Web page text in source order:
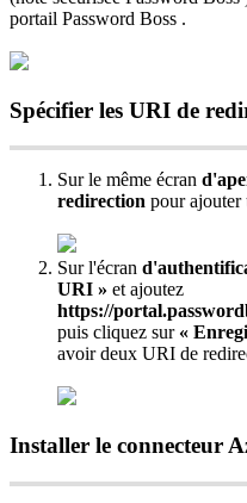
portail Password Boss .
Spécifier les URI de
Sur le même écran d'
redirection pour ajouter
Sur l'écran d'
URI » et ajoutez
https://portal.
puis cliquez sur «
avoir deux URI de
Installer le connecteur